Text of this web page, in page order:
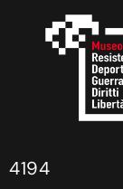
4194